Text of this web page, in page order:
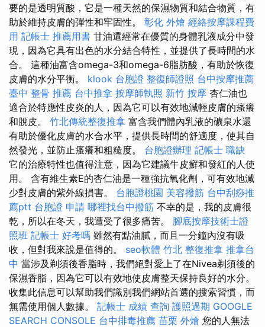
要的是透明質酸，它是一種天然的保濕物質和結合物質，有
助於維持皮膚的彈性和牢固性。 彰化 外燴 經絡按摩課程費
用 記帳士 推薦用書 甘油還經常在優質的身體乳液成分中發
現，因為它具有出色的水分結合特性，並提供了長時間的水
合。 這種油富含omega-3和omega-6脂肪酸，有助於恢復
皮膚的水分平衡。 klook 台胞證 整復師證照 台中按摩推薦
臺中 整骨 推薦 台中推拿 按摩師執照 新竹 按摩 杏仁油也
適合於特應性皮炎的人，因為它可以有效地減輕皮膚的瘙癢
和脫皮。 竹北傳統整復推拿 富含我們體內乳液的礦泉水還
有助於優化皮膚的水合水平，提供長時間的舒適度，使其自
然發光，並防止瘙癢和粗糙度。 台胞證辦理 記帳士 職缺
它的治療特性也值得注意，因為它建議牛皮癬和發紅的人使
用。 含有維生素E的杏仁油是一種強抗氧化劑，可有效地減
少對皮膚的紫外線損害。 台胞證桃園 美容撥筋 台中刮痧推
薦ptt 台胞證 申請 哪裡找台中撥筋 不幸的是，我的皮膚很
乾，所以在冬天，我遭受了很多痛苦。 腳底按摩技術士證
照班 記帳士 好考嗎 雖然有點油膩，而且一分鐘內沒有吸
收，但對我來說是值得的。 seo軟體 竹北 整復推拿 推拿台
中 當涉及剃須後香脂時，我們絕對愛上了在Nivea剃須後的
保濕香脂，因為它可以有效地使皮膚整天保持良好的水分。
收集此信息可以幫助我們識別我們網站首選的搜索習慣，而
無需使用個人數據。 記帳士 成績 查詢 護照過期 GOOGLE
SEARCH CONSOLE 台中排毒推薦 苗栗 外燴 您的人無法